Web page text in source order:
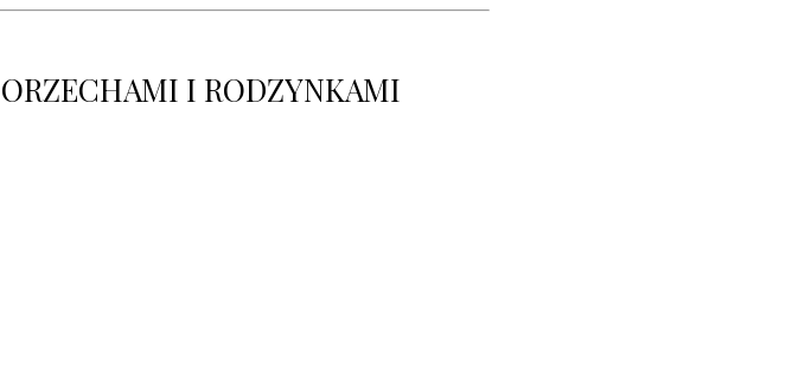
I RODZYNKAMI